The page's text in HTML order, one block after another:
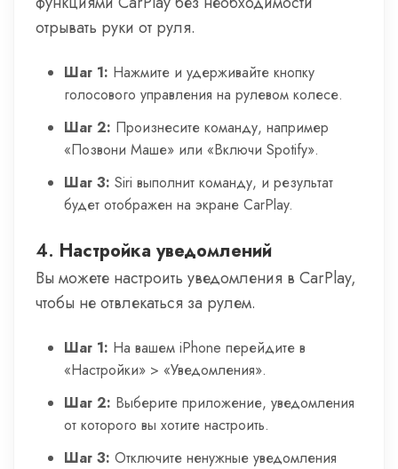
отрывать руки от руля.
Шаг 1: Нажмите и удерживайте кнопку
голосового управления на рулевом колесе.
Шаг 2: Произнесите команду, например
«Позвони Маше» или «Включи Spotify».
Шаг 3: Siri выполнит команду, и результат
будет отображен на экране CarPlay.
4. Настройка уведомлений
Вы можете настроить уведомления в CarPlay,
чтобы не отвлекаться за рулем.
Шаг 1: На вашем iPhone перейдите в
«Настройки» > «Уведомления».
Шаг 2: Выберите приложение, уведомления
от которого вы хотите настроить.
Шаг 3: Отключите ненужные уведомления